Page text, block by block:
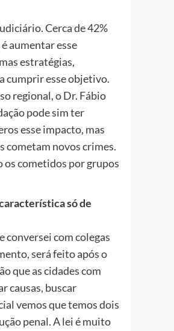
Cerca de 42%
aumentar esse
estratégias,
cumprir esse objetivo.
regional, o Dr. Fábio
pode sim ter
esse impacto, mas
cometam novos crimes.
os cometidos por grupos
só de
conversei com colegas
será feito após o
que as cidades com
causas, buscar
vemos que temos dois
penal. A lei é muito